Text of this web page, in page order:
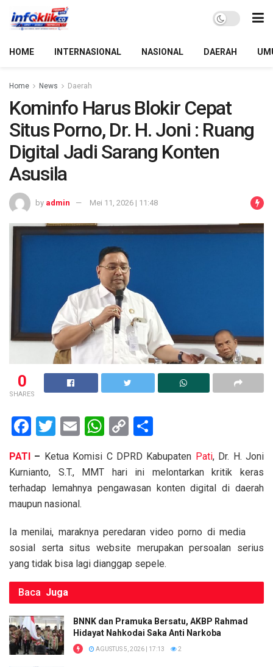
HOME INTERNASIONAL NASIONAL DAERAH
Home News Daerah
Kominfo Harus Blokir Cepat
Situs Porno, Dr. H. Joni : Ruang
Digital Jadi Sarang Konten
Asusila
by admin Mei 11, 2026 | 11:48
0
SHARES
F
ce
b
o
o
k
T
tt
er
E
ail
W
at
s
p
p
C
py
Li
k
ar
e
PATI – Ketua Komisi C DPRD Kabupaten Pati, Dr. H. Joni
Kurnianto, S.T., MMT hari ini melontarkan kritik keras
terhadap lemahnya pengawasan konten digital di daerah
maupun nasional.
Ia menilai, maraknya peredaran video porno di media
sosial serta situs website merupakan persoalan serius
yang tidak bisa lagi dianggap sepele.
Baca Juga
BNNK dan Pramuka Bersatu, AKBP Rahmad
Hidayat Nahkodai Saka Anti Narkoba
AGUSTUS 5, 2026 | 17:13 2